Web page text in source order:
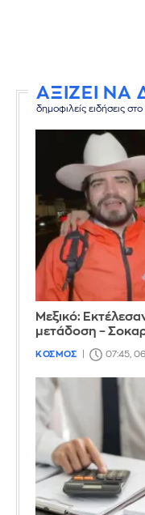
ΑΞΙΖΕΙ ΝΑ
δημοφιλείς ειδήσεις
Μεξικό:
μετάδοση –
ΚΟΣΜΟΣ 07:45,